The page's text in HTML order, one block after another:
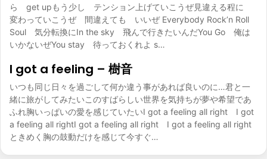
ら get upもう少し テンション上げていこうぜ見違える程に
変わっていこうぜ 間違えても いいぜ Everybody Rock’n Roll
Soul 気分転換にIn the sky 飛んで行きたいんだYou Go 俺は
いかないぜYou stay 待っておくれよ s…
I got a feeling – 樹音
いつも同じ日々を過ごして何か違う事があれば良いのに…君と一
緒に旅がしてみたいこのすばらしい世界を気持ちが夢や希望であ
ふれ胸いっぱいの愛を感じていたいI got a feeling all right I got
a feeling all rightI got a feeling all right I got a feeling all right
ときめく胸の鼓動だけを感じて今すぐ…